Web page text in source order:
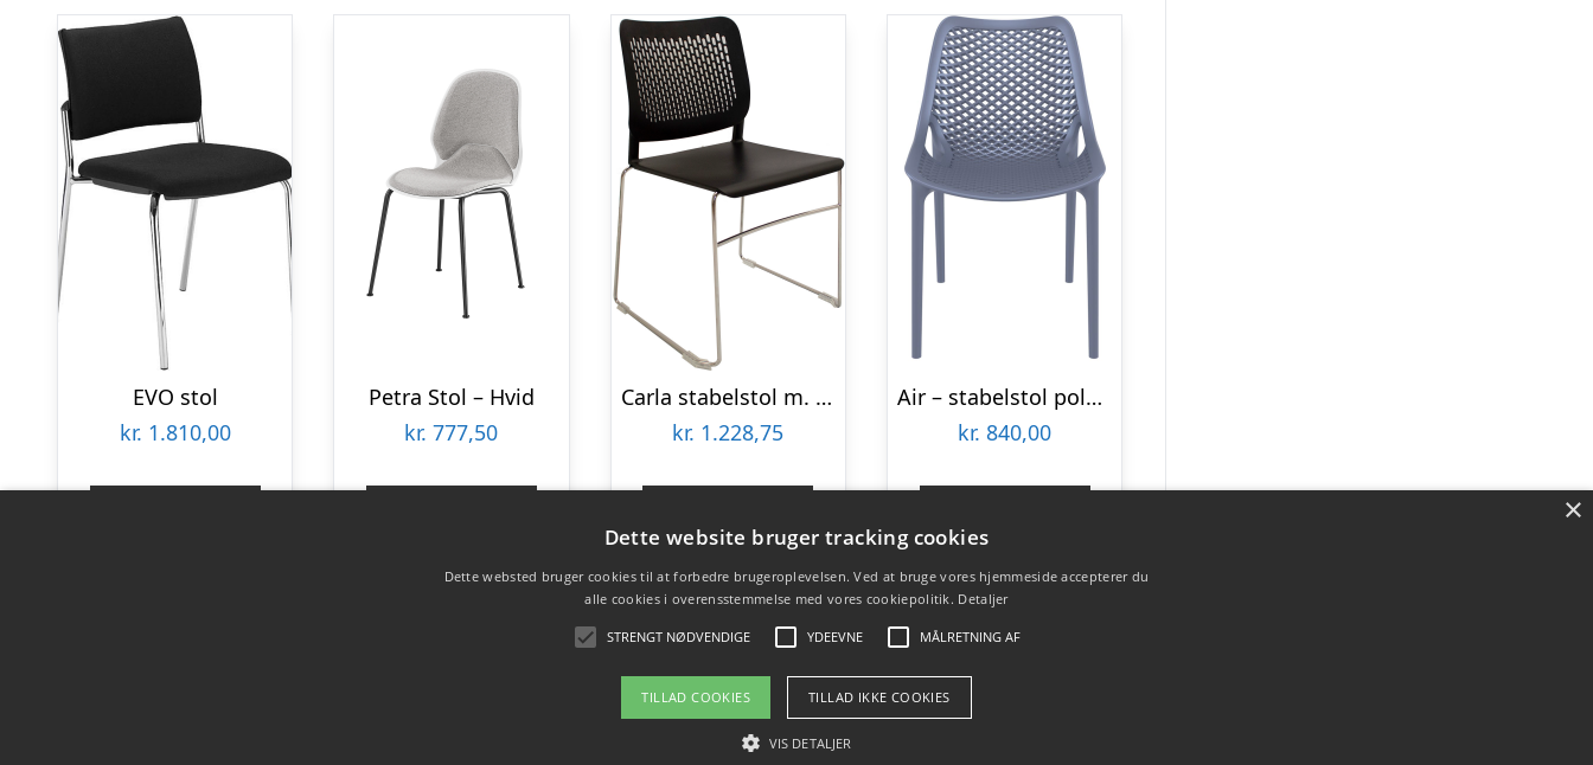
EVO stol
kr. 1.810,00
Petra Stol – Hvid
kr. 777,50
Carla stabelstol m. meder – Sort
kr. 1.228,75
Gå til shop
Air – stabelstol polypropylen – Mørkegrå
kr. 840,00
Gå til shop ×
Dette website bruger tracking cookies
Dette websted bruger cookies til at forbedre brugeroplevelsen. Ved at bruge vores hjemmeside accepterer du
alle cookies i overensstemmelse med vores cookiepolitik. Detaljer
STRENGT NØDVENDIGE YDEEVNE MÅLRETNING AF
TILLAD COOKIES TILLAD IKKE COOKIES
VIS DETALJER